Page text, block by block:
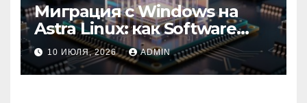
Миграция с Windows на
Astra Linux: как Software
Group успешно перешла на
отечественную ОС
10 ИЮЛЯ, 2026 ADMIN